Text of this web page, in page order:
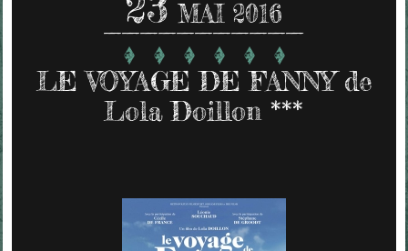
MAI 2016
LE VOYAGE DE FANNY de
Lola Doillon ***